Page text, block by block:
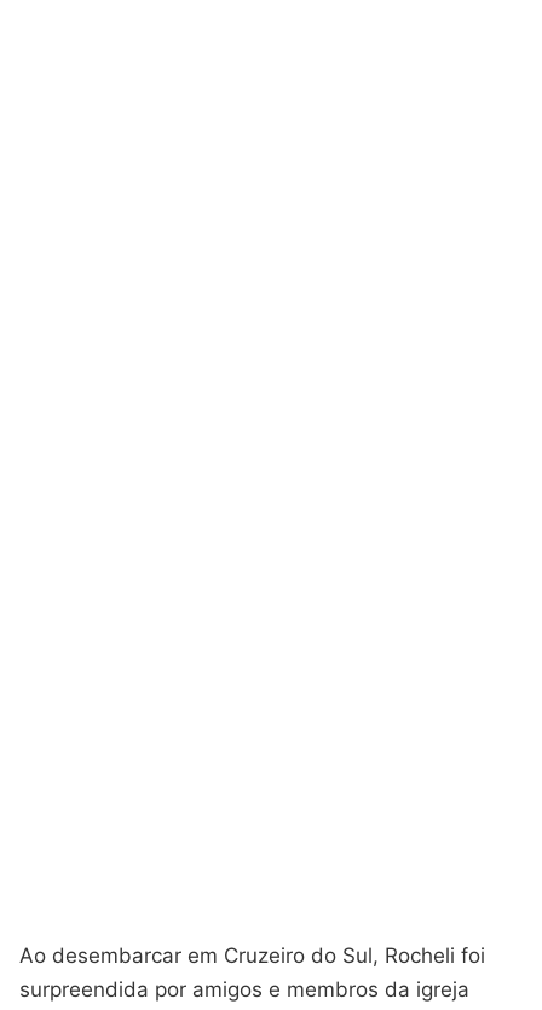
Ao desembarcar em Cruzeiro do Sul, Rocheli foi
surpreendida por amigos e membros da igreja